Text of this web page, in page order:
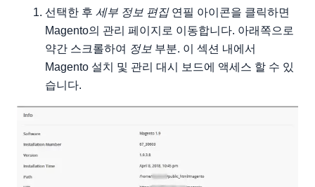
선택한 후 세부 정보 편집연필 아이콘을 클릭하면
Magento의 관리 페이지로 이동합니다. 아래쪽으로
약간 스크롤하여 정보 부분. 이 섹션 내에서
Magento 설치 및 관리 대시 보드에 액세스 할 수 있
습니다.